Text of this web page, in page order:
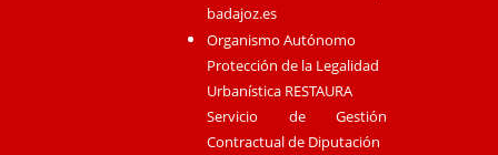
badajoz.es
Organismo Autónomo
Protección de la Legalidad
Urbanística RESTAURA
Servicio de Gestión
Contractual de Diputación